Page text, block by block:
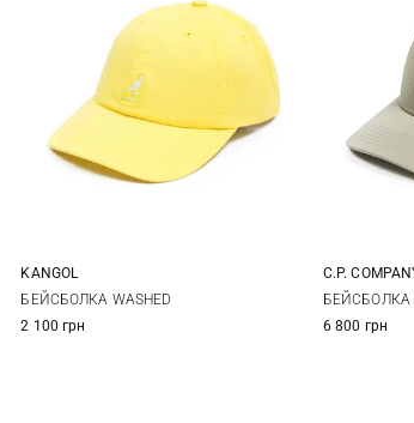
One size
KANGOL
БЕЙСБОЛКА WASHED
2 100 грн
C.P.
БЕЙСБОЛКА
6 800 грн